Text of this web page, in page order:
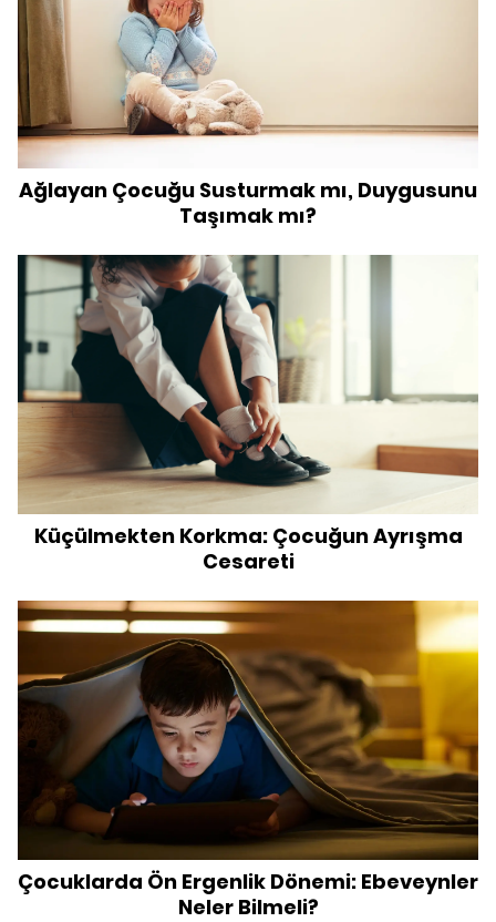
Ağlayan Çocuğu Susturmak mı, Duygusunu
Taşımak mı?
Küçülmekten Korkma: Çocuğun Ayrışma
Cesareti
Çocuklarda Ön Ergenlik Dönemi: Ebeveynler
Neler Bilmeli?